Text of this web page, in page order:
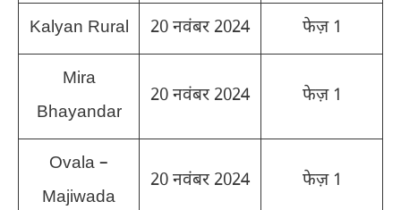
Kalyan Rural 20 नवंबर 2024 फेज़ 1
Mira
Bhayandar
20 नवंबर 2024 फेज़ 1
Ovala –
Majiwada
20 नवंबर 2024 फेज़ 1